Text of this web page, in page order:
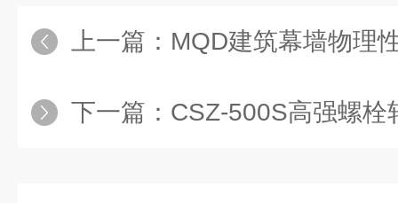
上一篇： MQD建筑幕墙物理
下一篇： CSZ-500S高强螺栓